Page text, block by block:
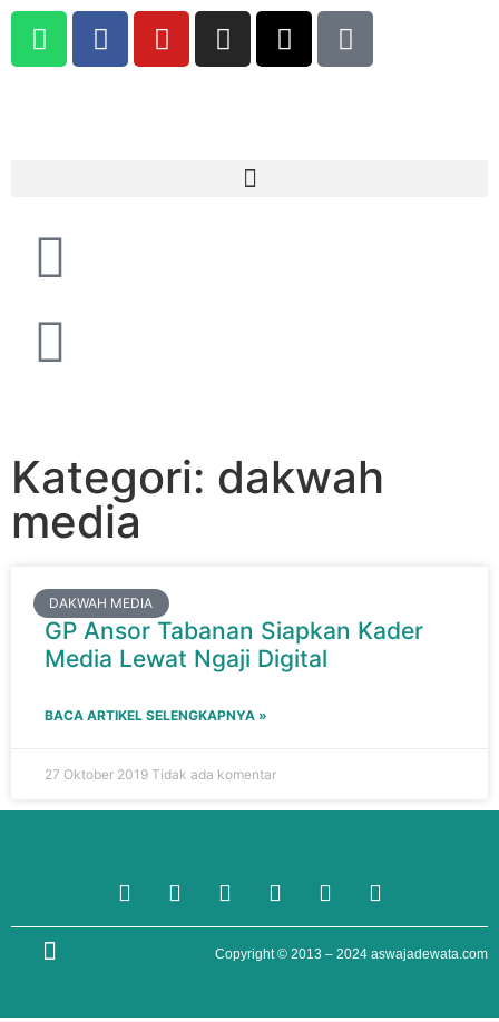
Kategori: dakwah
media
DAKWAH MEDIA
GP Ansor Tabanan Siapkan Kader
Media Lewat Ngaji Digital
BACA ARTIKEL SELENGKAPNYA »
27 Oktober 2019 Tidak ada komentar
Copyright © 2013 – 2024 aswajadewata.com